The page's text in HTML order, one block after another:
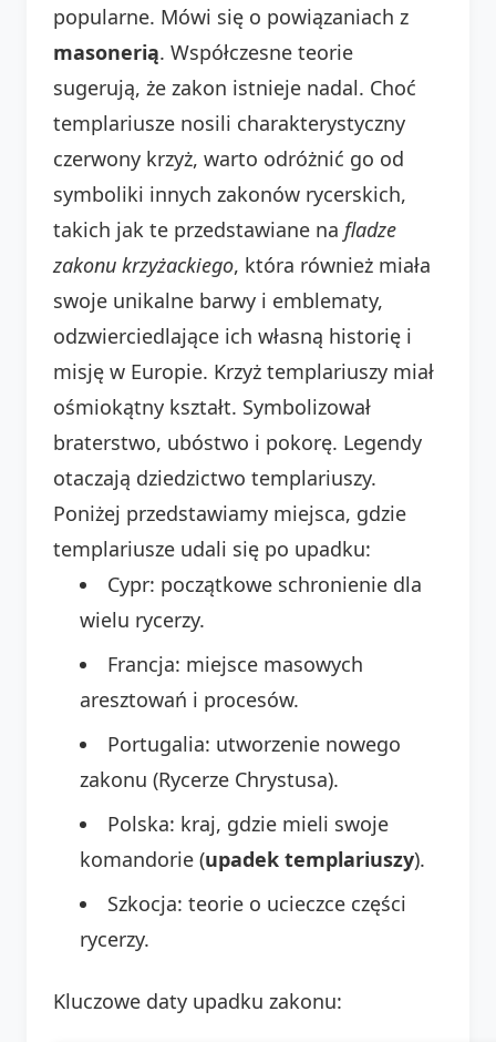
popularne. Mówi się o powiązaniach z
masonerią. Współczesne teorie
sugerują, że zakon istnieje nadal. Choć
templariusze nosili charakterystyczny
czerwony krzyż, warto odróżnić go od
symboliki innych zakonów rycerskich,
takich jak te przedstawiane na fladze
zakonu krzyżackiego, która również miała
swoje unikalne barwy i emblematy,
odzwierciedlające ich własną historię i
misję w Europie. Krzyż templariuszy miał
ośmiokątny kształt. Symbolizował
braterstwo, ubóstwo i pokorę. Legendy
otaczają dziedzictwo templariuszy.
Poniżej przedstawiamy miejsca, gdzie
templariusze udali się po upadku:
Cypr: początkowe schronienie dla
wielu rycerzy.
Francja: miejsce masowych
aresztowań i procesów.
Portugalia: utworzenie nowego
zakonu (Rycerze Chrystusa).
Polska: kraj, gdzie mieli swoje
komandorie (upadek templariuszy).
Szkocja: teorie o ucieczce części
rycerzy.
Kluczowe daty upadku zakonu: